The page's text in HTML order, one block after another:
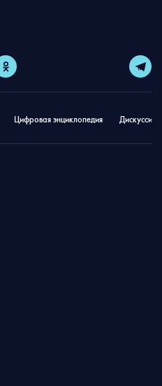
Цифровая энциклопедия